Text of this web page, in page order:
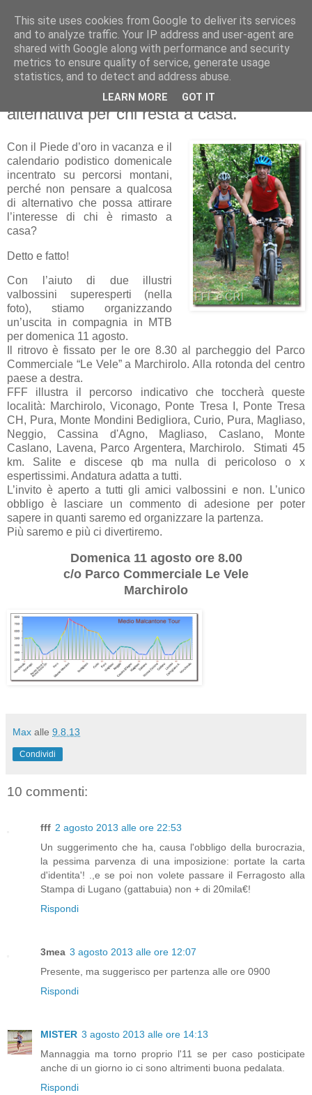
RUNNERS VALBOSSA
venerdì 9 agosto 2013
Agosto in mountain bike. Proposta
alternativa per chi resta a casa.
Con il Piede d’oro in vacanza e il
calendario podistico domenicale
incentrato su percorsi montani,
perché non pensare a qualcosa
di alternativo che possa attirare
l’interesse di chi è rimasto a
casa?
Detto e fatto!
Con l’aiuto di due illustri
valbossini superesperti (nella
foto), stiamo organizzando
un’uscita in compagnia in MTB
per domenica 11 agosto.
Il ritrovo è fissato per le ore 8.30 al parcheggio del Parco
Commerciale “Le Vele” a Marchirolo. Alla rotonda del centro
paese a destra.
FFF illustra il percorso indicativo che toccherà queste
località: Marchirolo, Viconago, Ponte Tresa I, Ponte Tresa
CH, Pura, Monte Mondini Bedigliora, Curio, Pura, Magliaso,
Neggio, Cassina d'Agno, Magliaso, Caslano, Monte
Caslano, Lavena, Parco Argentera, Marchirolo. Stimati 45
km. Salite e discese qb ma nulla di pericoloso o x
espertissimi. Andatura adatta a tutti.
L’invito è aperto a tutti gli amici valbossini e non. L’unico
obbligo è lasciare un commento di adesione per poter
sapere in quanti saremo ed organizzare la partenza.
Più saremo e più ci divertiremo.
Domenica 11 agosto ore 8.00
c/o Parco Commerciale Le Vele
Marchirolo
Max alle 9.8.13
Condividi
10 commenti:
fff 2 agosto 2013 alle ore 22:53
Un suggerimento che ha, causa l'obbligo della burocrazia,
la pessima parvenza di una imposizione: portate la carta
d'identita'! .,e se poi non volete passare il Ferragosto alla
Stampa di Lugano (gattabuia) non + di 20mila€!
Rispondi
3mea 3 agosto 2013 alle ore 12:07
Presente, ma suggerisco per partenza alle ore 0900
Rispondi
MISTER 3 agosto 2013 alle ore 14:13
Mannaggia ma torno proprio l'11 se per caso posticipate
anche di un giorno io ci sono altrimenti buona pedalata.
Rispondi
This site uses cookies from Google to deliver its services
and to analyze traffic. Your IP address and user-agent are
shared with Google along with performance and security
metrics to ensure quality of service, generate usage
statistics, and to detect and address abuse.
LEARN MORE GOT IT